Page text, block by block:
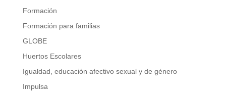
Formación
Formación para familias
GLOBE
Huertos Escolares
Igualdad, educación afectivo sexual y de género
Impulsa